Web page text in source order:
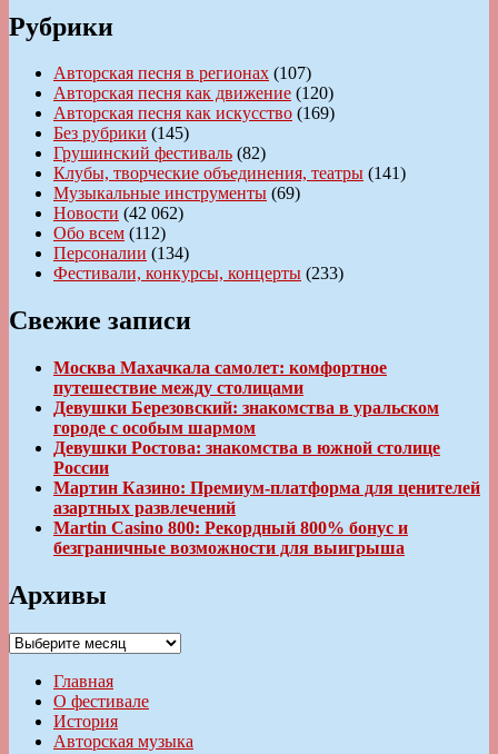
Рубрики
Авторская песня в регионах (107)
Авторская песня как движение (120)
Авторская песня как искусство (169)
Без рубрики (145)
Грушинский фестиваль (82)
Клубы, творческие объединения, театры (141)
Музыкальные инструменты (69)
Новости (42 062)
Обо всем (112)
Персоналии (134)
Фестивали, конкурсы, концерты (233)
Свежие записи
Москва Махачкала самолет: комфортное
путешествие между столицами
Девушки Березовский: знакомства в уральском
городе с особым шармом
Девушки Ростова: знакомства в южной столице
России
Мартин Казино: Премиум-платформа для ценителей
азартных развлечений
Martin Casino 800: Рекордный 800% бонус и
безграничные возможности для выигрыша
Архивы
Архивы
Главная
О фестивале
История
Авторская музыка